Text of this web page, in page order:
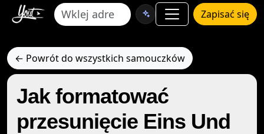
Zapisać się
← Powrót do wszystkich samouczków
Jak formatować
przesunięcie Eins Und